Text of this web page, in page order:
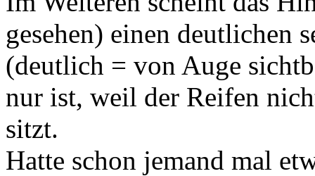
gesehen) einen deutlichen
(deutlich = von Auge
nur ist, weil der Reifen
sitzt.
Hatte schon jemand mal